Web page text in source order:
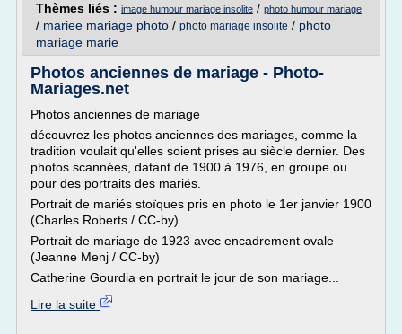
Thèmes liés : image humour mariage insolite / photo humour mariage
/ mariee mariage photo / photo mariage insolite / photo
mariage marie
Photos anciennes de mariage - Photo-
Mariages.net
Photos anciennes de mariage
découvrez les photos anciennes des mariages, comme la
tradition voulait qu'elles soient prises au siècle dernier. Des
photos scannées, datant de 1900 à 1976, en groupe ou
pour des portraits des mariés.
Portrait de mariés stoïques pris en photo le 1er janvier 1900
(Charles Roberts / CC-by)
Portrait de mariage de 1923 avec encadrement ovale
(Jeanne Menj / CC-by)
Catherine Gourdia en portrait le jour de son mariage...
Lire la suite